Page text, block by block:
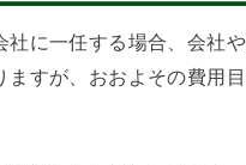
社に一任する場合、会社
ますが、おおよその費用